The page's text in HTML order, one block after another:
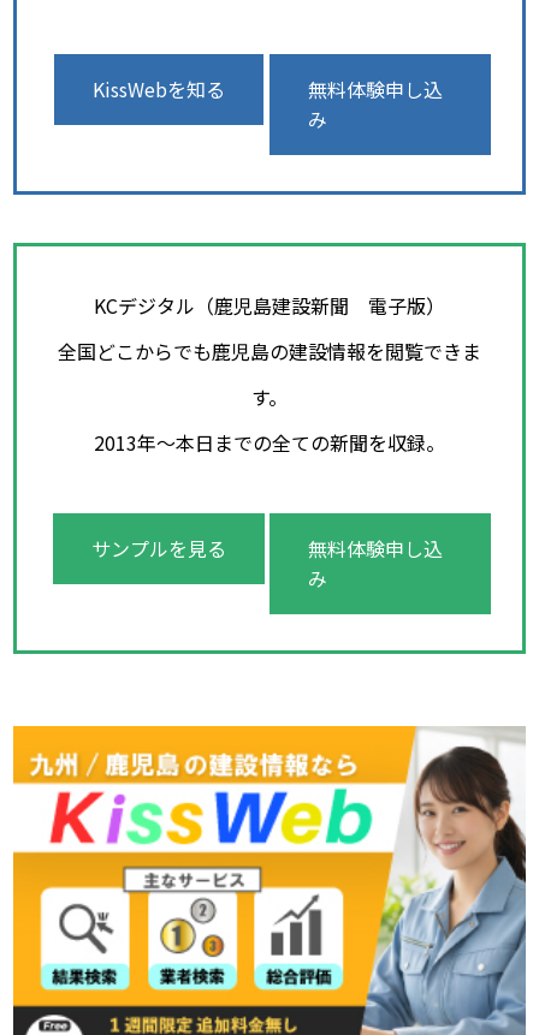
KissWebを知る
無料体験申し込
み
KCデジタル（鹿児島建設新聞 電子版）
全国どこからでも鹿児島の建設情報を閲覧できま
す。
2013年～本日までの全ての新聞を収録。
サンプルを見る
無料体験申し込
み